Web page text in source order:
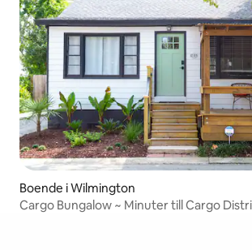
Boende i Wilmington
Cargo Bungalow ~ Minuter till Cargo